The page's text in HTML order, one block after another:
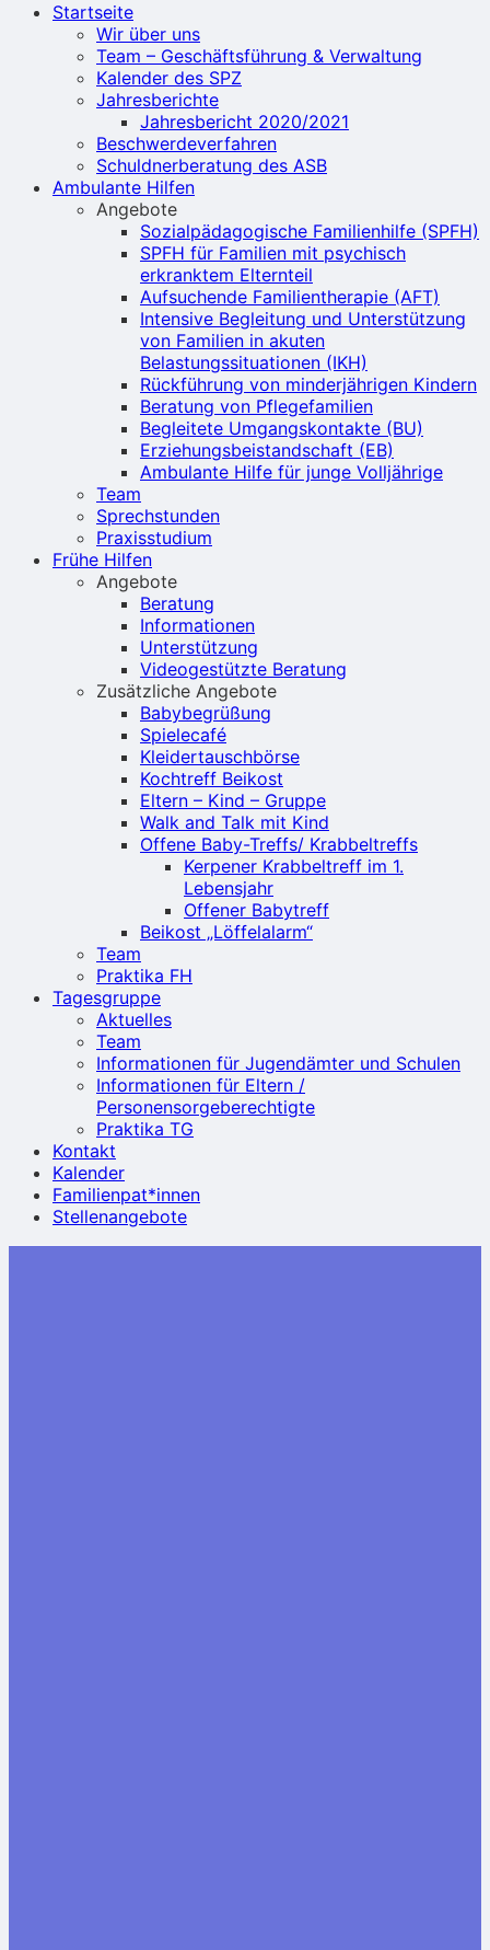
Startseite
Wir über uns
Team – Geschäftsführung & Verwaltung
Kalender des SPZ
Jahresberichte
Jahresbericht 2020/2021
Beschwerdeverfahren
Schuldnerberatung des ASB
Ambulante Hilfen
Angebote
Sozialpädagogische Familienhilfe (SPFH)
SPFH für Familien mit psychisch
erkranktem Elternteil
Aufsuchende Familientherapie (AFT)
Intensive Begleitung und Unterstützung
von Familien in akuten
Belastungssituationen (IKH)
Rückführung von minderjährigen Kindern
Beratung von Pflegefamilien
Begleitete Umgangskontakte (BU)
Erziehungsbeistandschaft (EB)
Ambulante Hilfe für junge Volljährige
Team
Sprechstunden
Praxisstudium
Frühe Hilfen
Angebote
Beratung
Informationen
Unterstützung
Videogestützte Beratung
Zusätzliche Angebote
Babybegrüßung
Spielecafé
Kleidertauschbörse
Kochtreff Beikost
Eltern – Kind – Gruppe
Walk and Talk mit Kind
Offene Baby-Treffs/ Krabbeltreffs
Kerpener Krabbeltreff im 1.
Lebensjahr
Offener Babytreff
Beikost „Löffelalarm“
Team
Praktika FH
Tagesgruppe
Aktuelles
Team
Informationen für Jugendämter und Schulen
Informationen für Eltern /
Personensorgeberechtigte
Praktika TG
Kontakt
Kalender
Familienpat*innen
Stellenangebote